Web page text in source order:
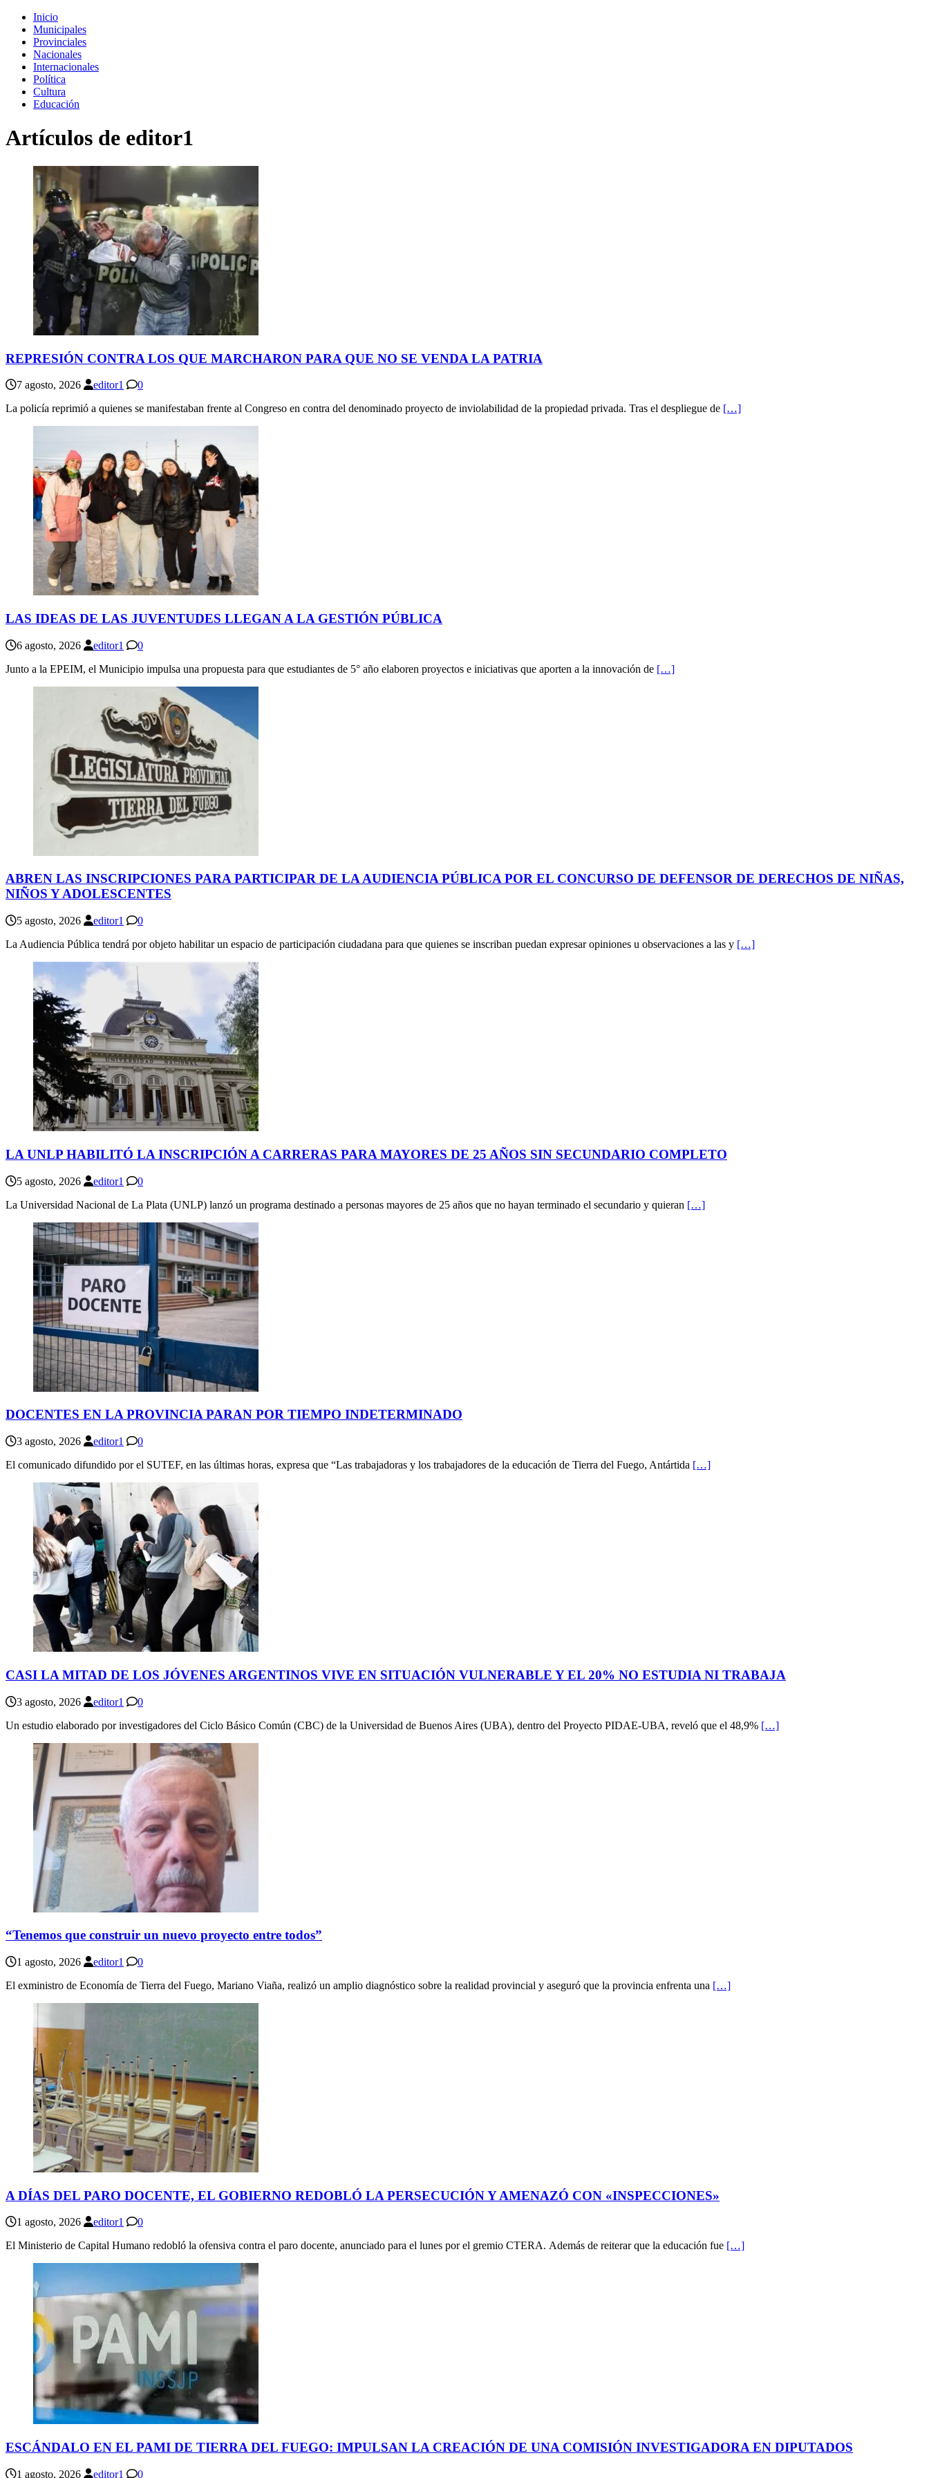
Inicio
Municipales
Provinciales
Nacionales
Internacionales
Política
Cultura
Educación
Artículos de editor1
REPRESIÓN CONTRA LOS QUE MARCHARON PARA QUE NO SE VENDA LA PATRIA
7 agosto, 2026 editor1
0
La policía reprimió a quienes se manifestaban frente al Congreso en contra del denominado proyecto de inviolabilidad de la propiedad privada. Tras el despliegue de […]
LAS IDEAS DE LAS JUVENTUDES LLEGAN A LA GESTIÓN PÚBLICA
6 agosto, 2026 editor1
0
Junto a la EPEIM, el Municipio impulsa una propuesta para que estudiantes de 5° año elaboren proyectos e iniciativas que aporten a la innovación de […]
ABREN LAS INSCRIPCIONES PARA PARTICIPAR DE LA AUDIENCIA PÚBLICA POR EL CONCURSO DE DEFENSOR DE DERECHOS DE NIÑAS,
NIÑOS Y ADOLESCENTES
5 agosto, 2026 editor1
0
La Audiencia Pública tendrá por objeto habilitar un espacio de participación ciudadana para que quienes se inscriban puedan expresar opiniones u observaciones a las y […]
LA UNLP HABILITÓ LA INSCRIPCIÓN A CARRERAS PARA MAYORES DE 25 AÑOS SIN SECUNDARIO COMPLETO
5 agosto, 2026 editor1
0
La Universidad Nacional de La Plata (UNLP) lanzó un programa destinado a personas mayores de 25 años que no hayan terminado el secundario y quieran […]
DOCENTES EN LA PROVINCIA PARAN POR TIEMPO INDETERMINADO
3 agosto, 2026 editor1
0
El comunicado difundido por el SUTEF, en las últimas horas, expresa que “Las trabajadoras y los trabajadores de la educación de Tierra del Fuego, Antártida […]
CASI LA MITAD DE LOS JÓVENES ARGENTINOS VIVE EN SITUACIÓN VULNERABLE Y EL 20% NO ESTUDIA NI TRABAJA
3 agosto, 2026 editor1
0
Un estudio elaborado por investigadores del Ciclo Básico Común (CBC) de la Universidad de Buenos Aires (UBA), dentro del Proyecto PIDAE-UBA, reveló que el 48,9% […]
“Tenemos que construir un nuevo proyecto entre todos”
1 agosto, 2026 editor1
0
El exministro de Economía de Tierra del Fuego, Mariano Viaña, realizó un amplio diagnóstico sobre la realidad provincial y aseguró que la provincia enfrenta una […]
A DÍAS DEL PARO DOCENTE, EL GOBIERNO REDOBLÓ LA PERSECUCIÓN Y AMENAZÓ CON «INSPECCIONES»
1 agosto, 2026 editor1
0
El Ministerio de Capital Humano redobló la ofensiva contra el paro docente, anunciado para el lunes por el gremio CTERA. Además de reiterar que la educación fue […]
ESCÁNDALO EN EL PAMI DE TIERRA DEL FUEGO: IMPULSAN LA CREACIÓN DE UNA COMISIÓN INVESTIGADORA EN DIPUTADOS
1 agosto, 2026 editor1 0